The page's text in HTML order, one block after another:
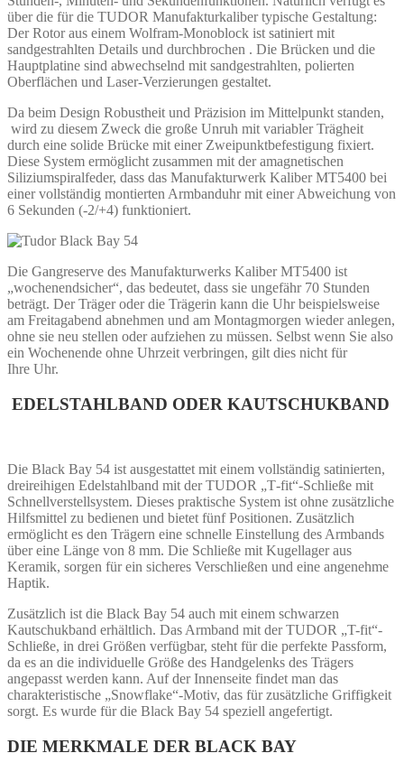
über die für die TUDOR Manufakturkaliber typische Gestaltung:
Der Rotor aus einem Wolfram-Monoblock ist satiniert mit
sandgestrahlten Details und durchbrochen . Die Brücken und die
Hauptplatine sind abwechselnd mit sandgestrahlten, polierten
Oberflächen und Laser-Verzierungen gestaltet.
Da beim Design Robustheit und Präzision im Mittelpunkt standen,
wird zu diesem Zweck die große Unruh mit variabler Trägheit
durch eine solide Brücke mit einer Zweipunktbefestigung fixiert.
Diese System ermöglicht zusammen mit der amagnetischen
Siliziumspiralfeder, dass das Manufakturwerk Kaliber MT5400 bei
einer vollständig montierten Armbanduhr mit einer Abweichung von
6 Sekunden (-2/+4) funktioniert.
Die Gangreserve des Manufakturwerks Kaliber MT5400 ist
„wochenendsicher“, das bedeutet, dass sie ungefähr 70 Stunden
beträgt. Der Träger oder die Trägerin kann die Uhr beispielsweise
am Freitagabend abnehmen und am Montagmorgen wieder anlegen,
ohne sie neu stellen oder aufziehen zu müssen. Selbst wenn Sie also
ein Wochenende ohne Uhrzeit verbringen, gilt dies nicht für
Ihre Uhr.
EDELSTAHLBAND ODER KAUTSCHUKBAND
Die Black Bay 54 ist ausgestattet mit einem vollständig satinierten,
dreireihigen Edelstahlband mit der TUDOR „T‑fit“‑Schließe mit
Schnellverstellsystem. Dieses praktische System ist ohne zusätzliche
Hilfsmittel zu bedienen und bietet fünf Positionen. Zusätzlich
ermöglicht es den Trägern eine schnelle Einstellung des Armbands
über eine Länge von 8 mm. Die Schließe mit Kugellager aus
Keramik, sorgen für ein sicheres Verschließen und eine angenehme
Haptik.
Zusätzlich ist die Black Bay 54 auch mit einem schwarzen
Kautschukband erhältlich. Das Armband mit der TUDOR „T-fit“-
Schließe, in drei Größen verfügbar, steht für die perfekte Passform,
da es an die individuelle Größe des Handgelenks des Trägers
angepasst werden kann. Auf der Innenseite findet man das
charakteristische „Snowflake“-Motiv, das für zusätzliche Griffigkeit
sorgt. Es wurde für die Black Bay 54 speziell angefertigt.
DIE MERKMALE DER BLACK BAY